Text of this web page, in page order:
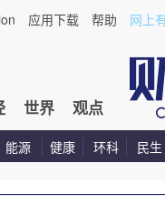
应用下载 帮助 网上
世界 观点
能源 健康 环科 民生